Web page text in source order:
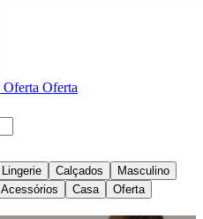
Oferta Oferta
Lingerie Calçados
Masculino
Acessórios Casa Oferta